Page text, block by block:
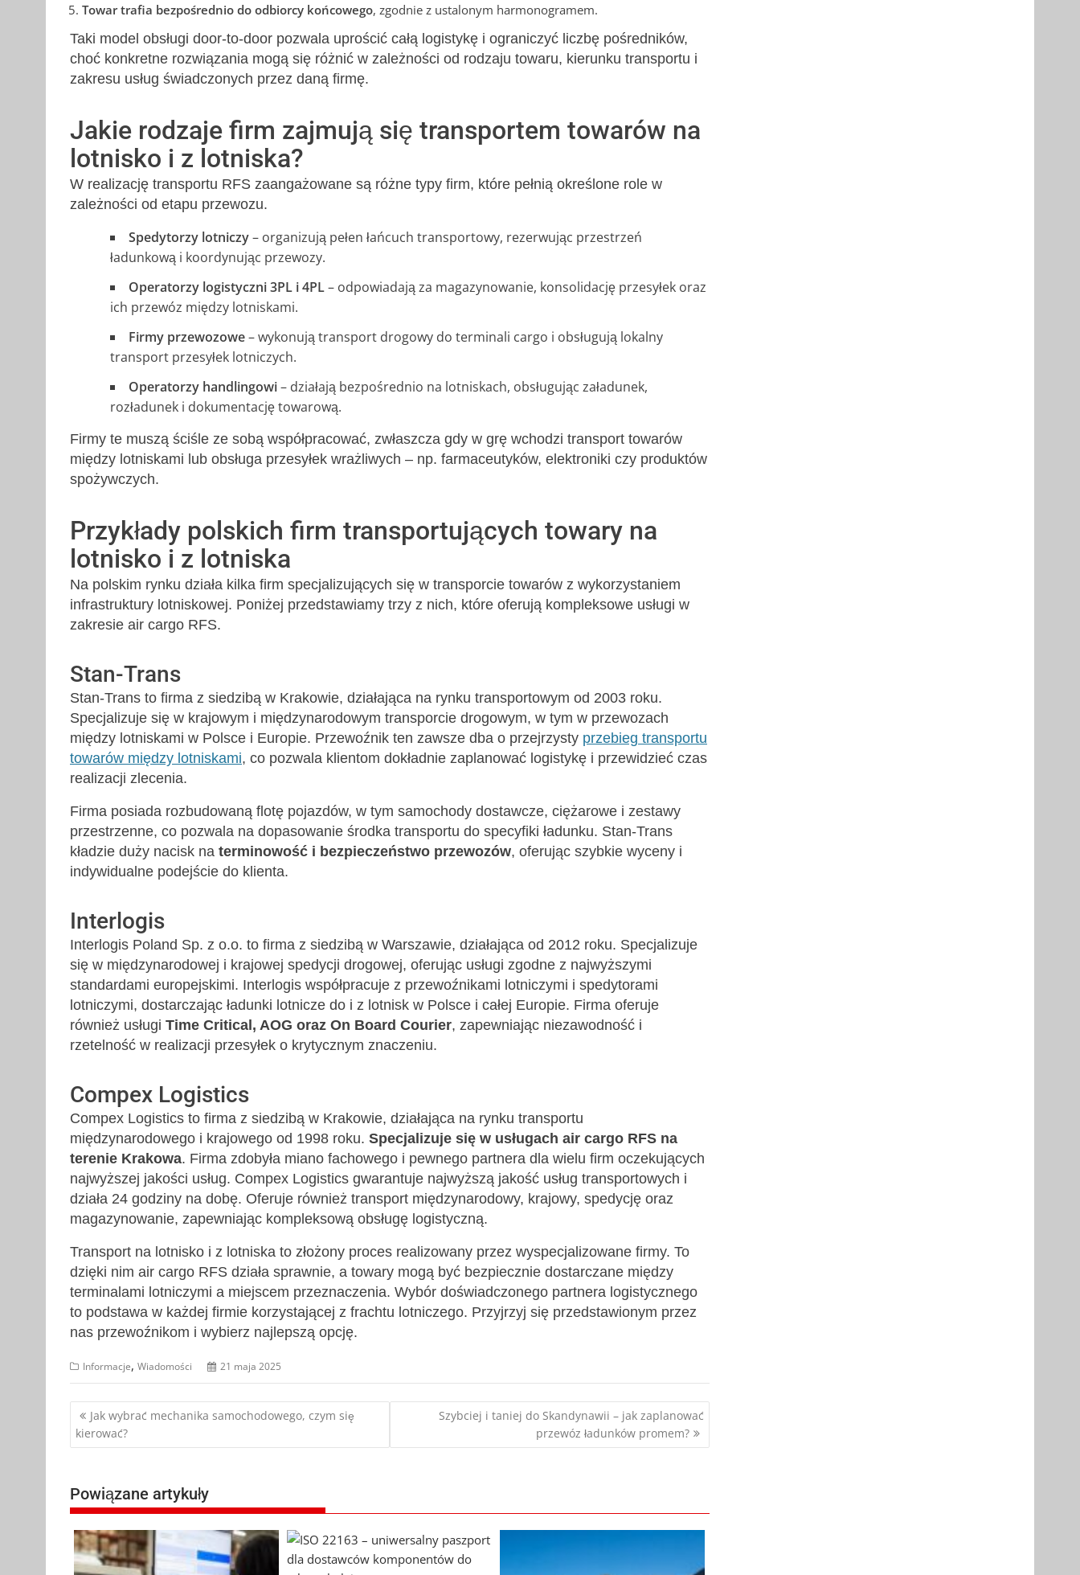
Towar trafia bezpośrednio do odbiorcy końcowego, zgodnie z ustalonym harmonogramem.
Taki model obsługi door-to-door pozwala uprościć całą logistykę i ograniczyć liczbę pośredników,
choć konkretne rozwiązania mogą się różnić w zależności od rodzaju towaru, kierunku transportu i
zakresu usług świadczonych przez daną firmę.
Jakie rodzaje firm zajmują się transportem towarów na
lotnisko i z lotniska?
W realizację transportu RFS zaangażowane są różne typy firm, które pełnią określone role w
zależności od etapu przewozu.
Spedytorzy lotniczy– organizują pełen łańcuch transportowy, rezerwując przestrzeń
ładunkową i koordynując przewozy.
Operatorzy logistyczni 3PL i 4PL– odpowiadają za magazynowanie, konsolidację przesyłek oraz
ich przewóz między lotniskami.
Firmy przewozowe– wykonują transport drogowy do terminali cargo i obsługują lokalny
transport przesyłek lotniczych.
Operatorzy handlingowi– działają bezpośrednio na lotniskach, obsługując załadunek,
rozładunek i dokumentację towarową.
Firmy te muszą ściśle ze sobą współpracować, zwłaszcza gdy w grę wchodzi transport towarów
między lotniskami lub obsługa przesyłek wrażliwych – np. farmaceutyków, elektroniki czy produktów
spożywczych.
Przykłady polskich firm transportujących towary na
lotnisko i z lotniska
Na polskim rynku działa kilka firm specjalizujących się w transporcie towarów z wykorzystaniem
infrastruktury lotniskowej. Poniżej przedstawiamy trzy z nich, które oferują kompleksowe usługi w
zakresie air cargo RFS.
Stan-Trans
Stan-Trans to firma z siedzibą w Krakowie, działająca na rynku transportowym od 2003 roku.
Specjalizuje się w krajowym i międzynarodowym transporcie drogowym, w tym w przewozach
między lotniskami w Polsce i Europie. Przewoźnik ten zawsze dba o przejrzysty przebieg transportu
towarów między lotniskami, co pozwala klientom dokładnie zaplanować logistykę i przewidzieć czas
realizacji zlecenia.
Firma posiada rozbudowaną flotę pojazdów, w tym samochody dostawcze, ciężarowe i zestawy
przestrzenne, co pozwala na dopasowanie środka transportu do specyfiki ładunku. Stan-Trans
kładzie duży nacisk na terminowość i bezpieczeństwo przewozów, oferując szybkie wyceny i
indywidualne podejście do klienta.
Interlogis
Interlogis Poland Sp. z o.o. to firma z siedzibą w Warszawie, działająca od 2012 roku. Specjalizuje
się w międzynarodowej i krajowej spedycji drogowej, oferując usługi zgodne z najwyższymi
standardami europejskimi. Interlogis współpracuje z przewoźnikami lotniczymi i spedytorami
lotniczymi, dostarczając ładunki lotnicze do i z lotnisk w Polsce i całej Europie. Firma oferuje
również usługi Time Critical, AOG oraz On Board Courier, zapewniając niezawodność i
rzetelność w realizacji przesyłek o krytycznym znaczeniu.
Compex Logistics
Compex Logistics to firma z siedzibą w Krakowie, działająca na rynku transportu
międzynarodowego i krajowego od 1998 roku. Specjalizuje się w usługach air cargo RFS na
terenie Krakowa. Firma zdobyła miano fachowego i pewnego partnera dla wielu firm oczekujących
najwyższej jakości usług. Compex Logistics gwarantuje najwyższą jakość usług transportowych i
działa 24 godziny na dobę. Oferuje również transport międzynarodowy, krajowy, spedycję oraz
magazynowanie, zapewniając kompleksową obsługę logistyczną.
Transport na lotnisko i z lotniska to złożony proces realizowany przez wyspecjalizowane firmy. To
dzięki nim air cargo RFS działa sprawnie, a towary mogą być bezpiecznie dostarczane między
terminalami lotniczymi a miejscem przeznaczenia. Wybór doświadczonego partnera logistycznego
to podstawa w każdej firmie korzystającej z frachtu lotniczego. Przyjrzyj się przedstawionym przez
nas przewoźnikom i wybierz najlepszą opcję.
Informacje, Wiadomości 21 maja 2025
Nawigacja
wpisu
Jak wybrać mechanika samochodowego, czym się
kierować?
Szybciej i taniej do Skandynawii – jak zaplanować
przewóz ładunków promem?
Powiązane artykuły